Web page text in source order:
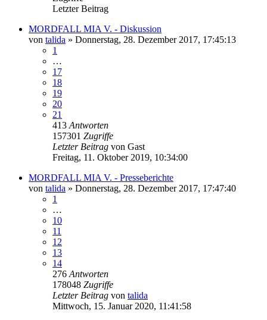
Letzter Beitrag
MORDFALL MIA V. - Diskussion
von talida » Donnerstag, 28. Dezember 2017, 17:45:13
1
…
17
18
19
20
21
413 Antworten
157301 Zugriffe
Letzter Beitrag von Gast
Freitag, 11. Oktober 2019, 10:34:00
MORDFALL MIA V. - Presseberichte
von talida » Donnerstag, 28. Dezember 2017, 17:47:40
1
…
10
11
12
13
14
276 Antworten
178048 Zugriffe
Letzter Beitrag von talida
Mittwoch, 15. Januar 2020, 11:41:58